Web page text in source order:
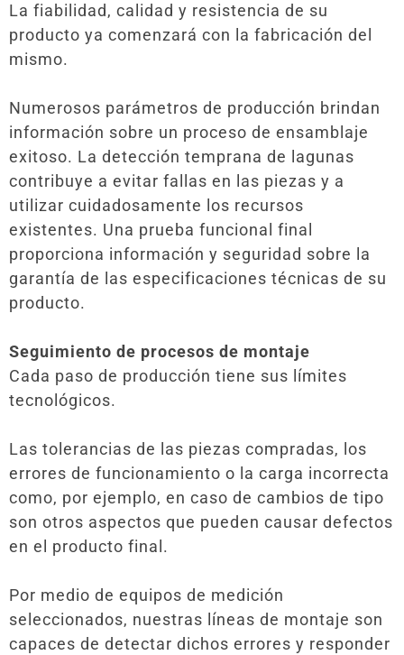
La fiabilidad, calidad y resistencia de su
producto ya comenzará con la fabricación del
mismo.
Numerosos parámetros de producción brindan
información sobre un proceso de ensamblaje
exitoso. La detección temprana de lagunas
contribuye a evitar fallas en las piezas y a
utilizar cuidadosamente los recursos
existentes. Una prueba funcional final
proporciona información y seguridad sobre la
garantía de las especificaciones técnicas de su
producto.
Seguimiento de procesos de montaje
Cada paso de producción tiene sus límites
tecnológicos.
Las tolerancias de las piezas compradas, los
errores de funcionamiento o la carga incorrecta
como, por ejemplo, en caso de cambios de tipo
son otros aspectos que pueden causar defectos
en el producto final.
Por medio de equipos de medición
seleccionados, nuestras líneas de montaje son
capaces de detectar dichos errores y responder